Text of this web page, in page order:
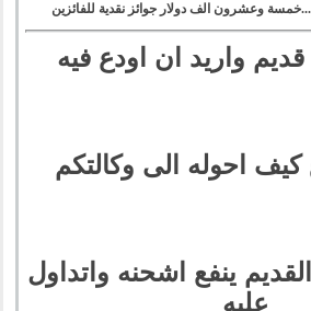
واريد ان اودع فيه
كيف احوله الى وكالتكم
ينفع اشحنه واتداول
عليه